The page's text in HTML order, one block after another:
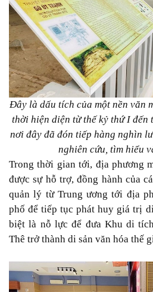
Đây là dấu tích của một nền văn
thời hiện diện từ thế kỷ thứ I đến
nơi đây đã đón tiếp hàng nghìn
nghiên cứu, tìm hiểu
Trong thời gian tới, địa phương
được sự hỗ trợ, đồng hành của
quản lý từ Trung ương tới địa
phố để tiếp tục phát huy giá trị
biệt là nỗ lực để đưa Khu di
Thê trở thành di sản văn hóa thế